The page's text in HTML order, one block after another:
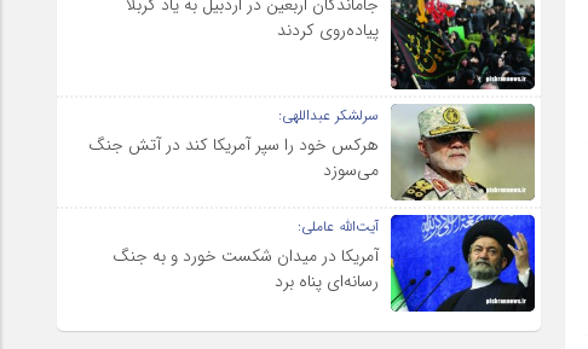
پیاده‌روی کردند
سرلشکر عبداللهی:
هرکس خود را سپر آمریکا کند در آتش جنگ
می‌سوزد
آیت‌الله عاملی:
آمریکا در میدان شکست خورد و به جنگ
رسانه‌ای پناه برد